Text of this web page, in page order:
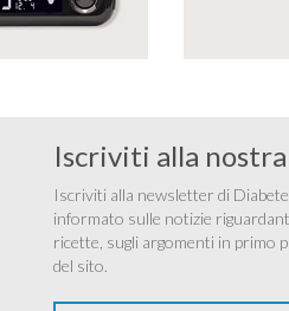
Iscriviti alla
Iscriviti alla newsletter di
informato sulle notizie
ricette, sugli argomenti in primo
del sito.